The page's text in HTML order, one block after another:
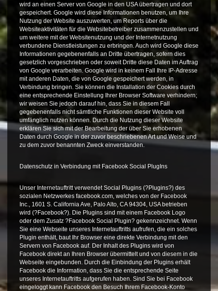
wird an einen Server von Google in den USA übertragen und dort
gespeichert. Google wird diese Informationen benutzen, um Ihre
Nutzung der Website auszuwerten, um Reports über die
Websiteaktivitäten für die Websitebetreiber zusammenzustellen und
um weitere mit der Websitenutzung und der Internetnutzung
verbundene Dienstleistungen zu erbringen. Auch wird Google diese
Informationen gegebenenfalls an Dritte übertragen, sofern dies
gesetzlich vorgeschrieben oder soweit Dritte diese Daten im Auftrag
von Google verarbeiten. Google wird in keinem Fall Ihre IP-Adresse
mit anderen Daten, die von Google gespeichert werden, in
Verbindung bringen. Sie können die Installation der Cookies durch
eine entsprechende Einstellung Ihrer Browser Software verhindern;
wir weisen Sie jedoch darauf hin, dass Sie in diesem Fall
gegebenenfalls nicht sämtliche Funktionen dieser Website voll
umfänglich nutzen können. Durch die Nutzung dieser Website
erklären Sie sich mit der Bearbeitung der über Sie erhobenen
Daten durch Google in der zuvor beschriebenen Art und Weise und
zu dem zuvor benannten Zweck einverstanden.
Datenschutz in Verbindung mit Facebook Social PlugIns
Unser Internetauftritt verwendet Social Plugins (?Plugins?) des
sozialen Netzwerkes facebook.com, welches von der Facebook
Inc., 1601 S. California Ave, Palo Alto, CA 94304, USA betrieben
wird (?Facebook?). Die Plugins sind mit einem Facebook Logo
oder dem Zusatz ?Facebook Social Plugin? gekennzeichnet. Wenn
Sie eine Webseite unseres Internetauftritts aufrufen, die ein solches
Plugin enthält, baut Ihr Browser eine direkte Verbindung mit den
Servern von Facebook auf. Der Inhalt des Plugins wird von
Facebook direkt an Ihren Browser übermittelt und von diesem in die
Webseite eingebunden. Durch die Einbindung der Plugins erhält
Facebook die Information, dass Sie die entsprechende Seite
unseres Internetauftritts aufgerufen haben. Sind Sie bei Facebook
eingeloggt kann Facebook den Besuch Ihrem Facebook-Konto